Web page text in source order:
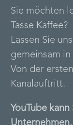
Sie möchten
Tasse Kaffee?
Lassen Sie uns
gemeinsam
Von der
Kanalauftritt.
YouTube